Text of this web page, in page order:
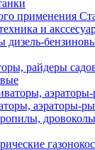
и
аэраторы-